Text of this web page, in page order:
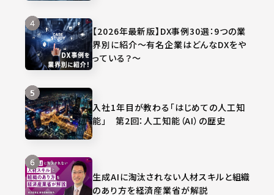
【2026年最新版】DX事例30選：9つの業
界別に紹介～有名企業はどんなDXをや
っている？～
入社1年目が教わる「はじめての人工知
能」 第2回：人工知能（AI）の歴史
生成AIに淘汰されない人材スキルと組織
のあり方を経済産業省が解説